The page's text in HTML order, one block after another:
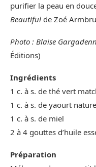
purifier la peau en
Beautiful de Zoé
Photo : Blaise
Éditions)
Ingrédients
1 c. à s. de thé vert
1 c. à s. de yaourt
1 c. à s. de miel
2 à 4 gouttes d’huile
Préparation